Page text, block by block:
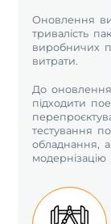
Оновлення
тривалість
виробничих
витрати.
До
підходити
тестування
обладнання,
модернізацію